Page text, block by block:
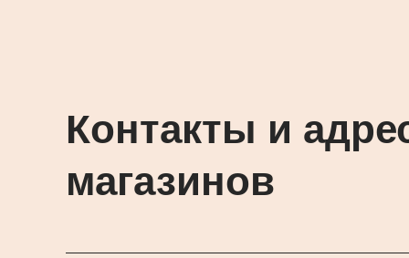
Контакты и
магазинов